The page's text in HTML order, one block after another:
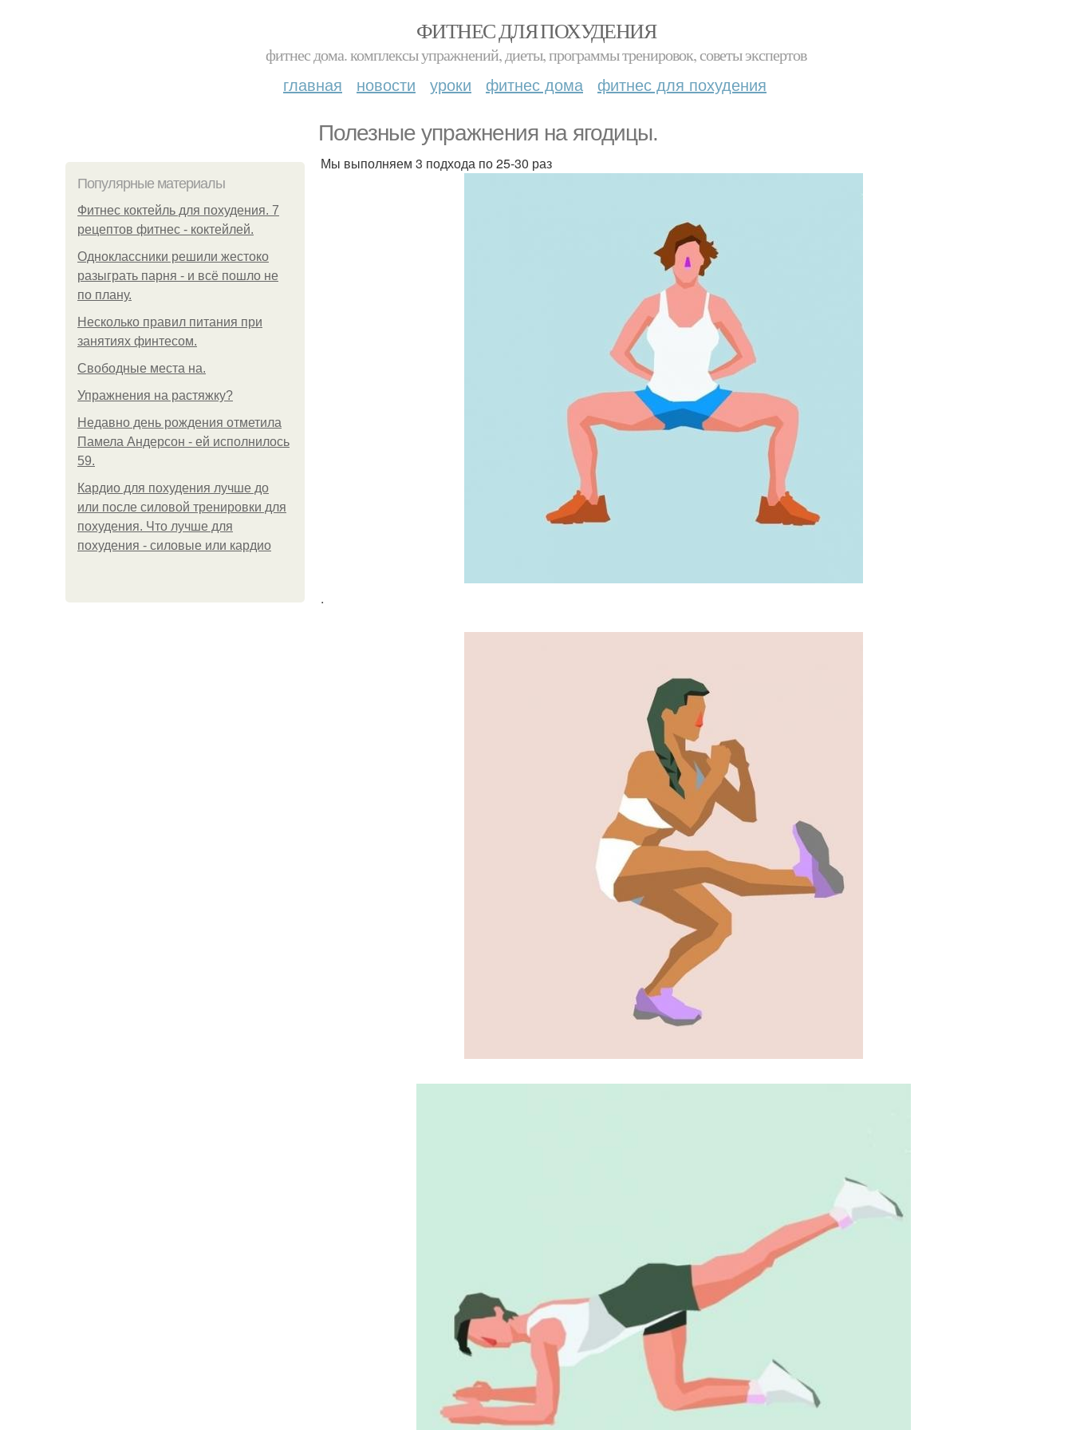
ФИТНЕС ДЛЯ ПОХУДЕНИЯ
фитнес дома. комплексы упражнений, диеты, программы тренировок, советы экспертов
главная новости уроки фитнес дома фитнес для похудения
Полезные упражнения на ягодицы.
Популярные материалы
Фитнес коктейль для похудения. 7
рецептов фитнес - коктейлей.
Одноклассники решили жестоко
разыграть парня - и всё пошло не
по плану.
Несколько правил питания при
занятиях финтесом.
Свободные места на.
Упражнения на растяжку?
Недавно день рождения отметила
Памела Андерсон - ей исполнилось
59.
Кардио для похудения лучше до
или после силовой тренировки для
похудения. Что лучше для
похудения - силовые или кардио
Мы выполняем 3 подхода по 25-30 раз
.